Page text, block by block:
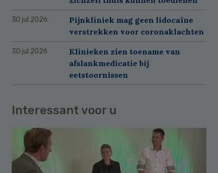
30 jul 2026
Pijnkliniek mag geen lidocaïne
verstrekken voor coronaklachten
30 jul 2026
Klinieken zien toename van
afslankmedicatie bij
eetstoornissen
Interessant voor u